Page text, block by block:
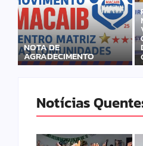
NOTA DE
AGRADECIMENTO
Notícias